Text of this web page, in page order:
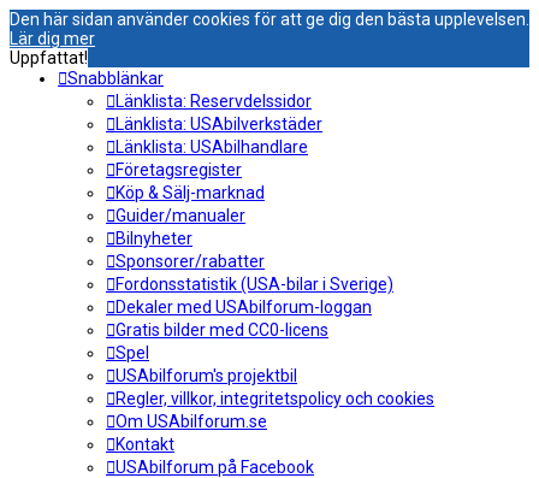
Den här sidan använder cookies för att ge dig den bästa upplevelsen.
Lär dig mer
Uppfattat!
Snabblänkar
Länklista: Reservdelssidor
Länklista: USAbilverkstäder
Länklista: USAbilhandlare
Företagsregister
Köp & Sälj-marknad
Guider/manualer
Bilnyheter
Sponsorer/rabatter
Fordonsstatistik (USA-bilar i Sverige)
Dekaler med USAbilforum-loggan
Gratis bilder med CC0-licens
Spel
USAbilforum's projektbil
Regler, villkor, integritetspolicy och cookies
Om USAbilforum.se
Kontakt
USAbilforum på Facebook